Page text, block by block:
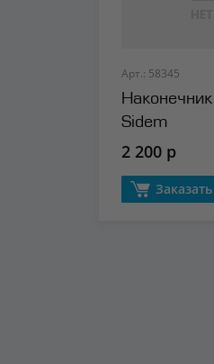
Арт.: 58345
Sidem
2 200 р
Заказать